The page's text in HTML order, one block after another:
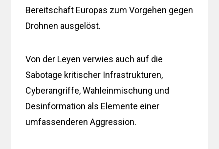
Bereitschaft Europas zum Vorgehen gegen
Drohnen ausgelöst.
Von der Leyen verwies auch auf die
Sabotage kritischer Infrastrukturen,
Cyberangriffe, Wahleinmischung und
Desinformation als Elemente einer
umfassenderen Aggression.